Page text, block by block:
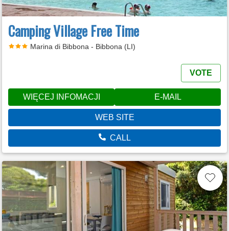
Camping Village Free Time
Marina di Bibbona - Bibbona (LI)
VOTE
WIĘCEJ INFOMACJI E-MAIL
WEB SITE
CALL